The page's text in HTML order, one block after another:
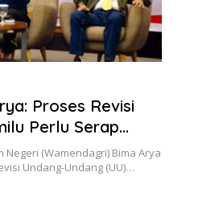
Proses Revisi
Perlu Serap
(Wamendagri) Bima Arya
Undang-Undang (UU)…